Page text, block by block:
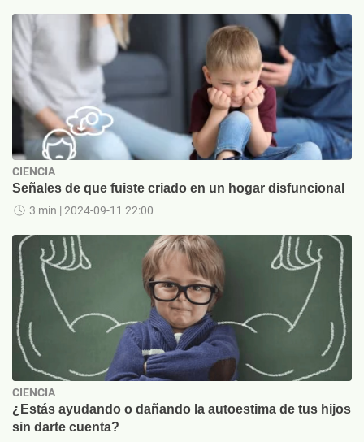
CIENCIA
Señales de que fuiste criado en un hogar disfuncional
3 min | 2024-09-11 22:00
CIENCIA
¿Estás ayudando o dañando la autoestima de tus hijos
sin darte cuenta?